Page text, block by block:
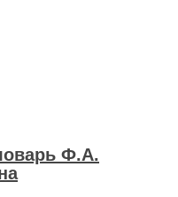
Ф.А.